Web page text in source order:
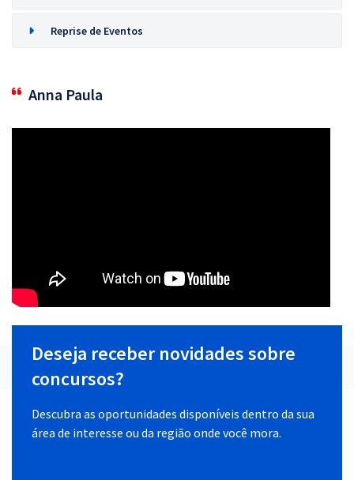
Reprise de Eventos
Anna Paula
Deseja receber novidades sobre
concursos?
Descubra as oportunidades disponíveis dentro da sua
área de interesse ou da região onde você mora.